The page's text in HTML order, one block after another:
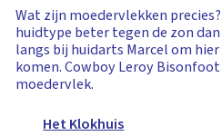
Wat zijn moedervlekken
huidtype beter tegen de zon
langs bij huidarts Marcel om
komen. Cowboy Leroy
moedervlek.
Het Klokhuis